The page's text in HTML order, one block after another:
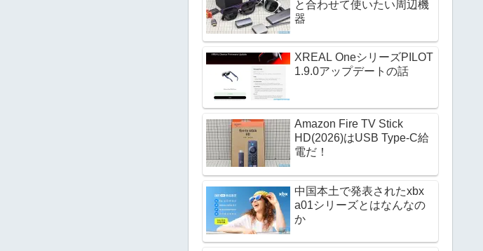
と合わせて使いたい周辺機
器
XREAL OneシリーズPILOT
1.9.0アップデートの話
Amazon Fire TV Stick
HD(2026)はUSB Type-C給
電だ！
中国本土で発表されたxbx
a01シリーズとはなんなの
か